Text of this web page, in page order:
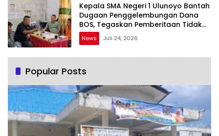
Kepala SMA Negeri 1 Ulunoyo Bantah
Dugaan Penggelembungan Dana
BOS, Tegaskan Pemberitaan Tidak
Benar
News Juli 24, 2026
Popular Posts